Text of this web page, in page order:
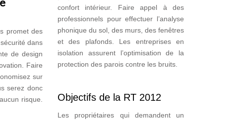
promet des
dans
de design
Faire
sur
serez donc
risque.
confort intérieur. Faire appel à des
professionnels pour effectuer l’analyse
phonique du sol, des murs, des fenêtres
et des plafonds. Les entreprises en
isolation assurent l’optimisation de la
protection des parois contre les bruits.
Objectifs de la RT 2012
Les propriétaires qui demandent un